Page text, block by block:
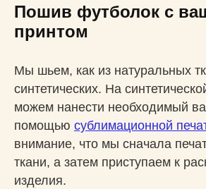
Пошив футболок с
принтом
Мы шьем, как из натуральных
синтетических. На
можем нанести необходимый
помощью сублимационной
внимание, что мы сначала
ткани, а затем приступаем к
изделия.